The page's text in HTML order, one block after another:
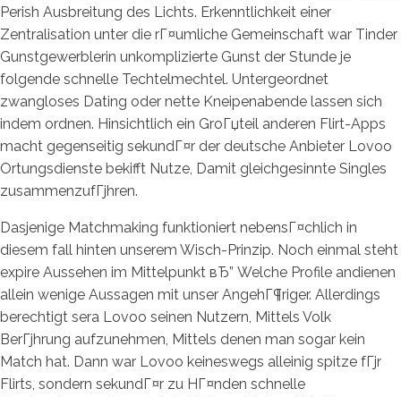
Perish Ausbreitung des Lichts. Erkenntlichkeit einer
Zentralisation unter die rГ¤umliche Gemeinschaft war Tinder
Gunstgewerblerin unkomplizierte Gunst der Stunde je
folgende schnelle Techtelmechtel. Untergeordnet
zwangloses Dating oder nette Kneipenabende lassen sich
indem ordnen. Hinsichtlich ein GroГџteil anderen Flirt-Apps
macht gegenseitig sekundГ¤r der deutsche Anbieter Lovoo
Ortungsdienste bekifft Nutze, Damit gleichgesinnte Singles
zusammenzufГјhren.
Dasjenige Matchmaking funktioniert nebensГ¤chlich in
diesem fall hinten unserem Wisch-Prinzip. Noch einmal steht
expire Aussehen im Mittelpunkt вЂ” Welche Profile andienen
allein wenige Aussagen mit unser AngehГ¶riger. Allerdings
berechtigt sera Lovoo seinen Nutzern, Mittels Volk
BerГјhrung aufzunehmen, Mittels denen man sogar kein
Match hat. Dann war Lovoo keineswegs alleinig spitze fГјr
Flirts, sondern sekundГ¤r zu HГ¤nden schnelle